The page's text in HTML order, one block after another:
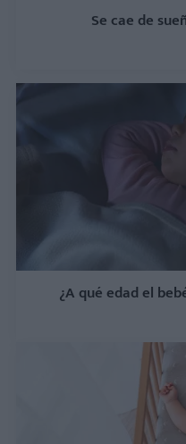
Se cae de
¿A qué edad el